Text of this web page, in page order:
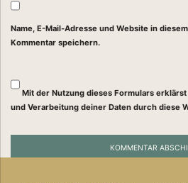
Name, E-Mail-Adresse und Website in
Kommentar speichern.
Mit der Nutzung dieses Formulars
und Verarbeitung deiner Daten durch diese
Newsletter